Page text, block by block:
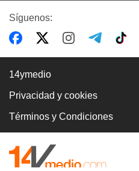
Síguenos:
14ymedio
Privacidad y cookies
Términos y Condiciones